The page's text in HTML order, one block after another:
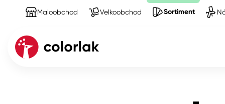
Maloobchod Velkoobchod Sortiment